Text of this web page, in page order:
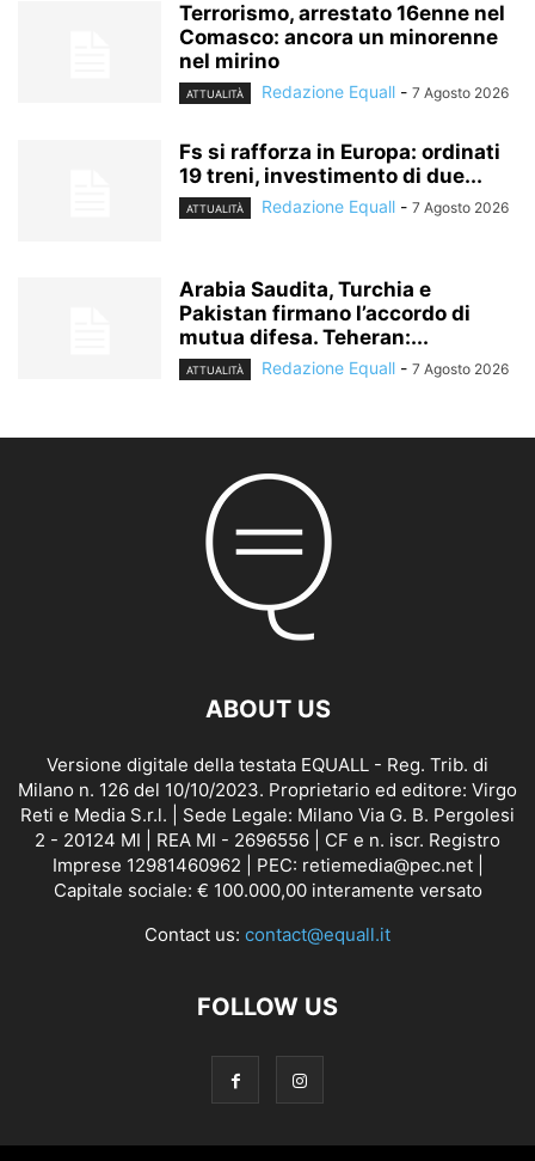
Terrorismo, arrestato 16enne nel
Comasco: ancora un minorenne
nel mirino
ATTUALITÀ Redazione Equall - 7 Agosto 2026
Fs si rafforza in Europa: ordinati
19 treni, investimento di due...
ATTUALITÀ Redazione Equall - 7 Agosto 2026
Arabia Saudita, Turchia e
Pakistan firmano l’accordo di
mutua difesa. Teheran:...
ATTUALITÀ Redazione Equall - 7 Agosto 2026
ABOUT US
Versione digitale della testata EQUALL - Reg. Trib. di
Milano n. 126 del 10/10/2023. Proprietario ed editore: Virgo
Reti e Media S.r.l. | Sede Legale: Milano Via G. B. Pergolesi
2 - 20124 MI | REA MI - 2696556 | CF e n. iscr. Registro
Imprese 12981460962 | PEC: retiemedia@pec.net |
Capitale sociale: € 100.000,00 interamente versato
Contact us: contact@equall.it
FOLLOW US